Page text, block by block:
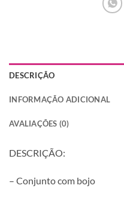
DESCRIÇÃO
INFORMAÇÃO ADICIONAL
AVALIAÇÕES (0)
DESCRIÇÃO:
– Conjunto com bojo